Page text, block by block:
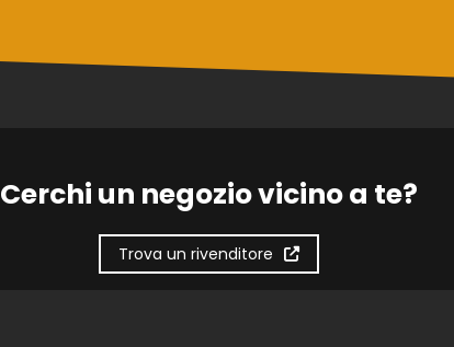
Cerchi un negozio vicino a te?
Trova un rivenditore